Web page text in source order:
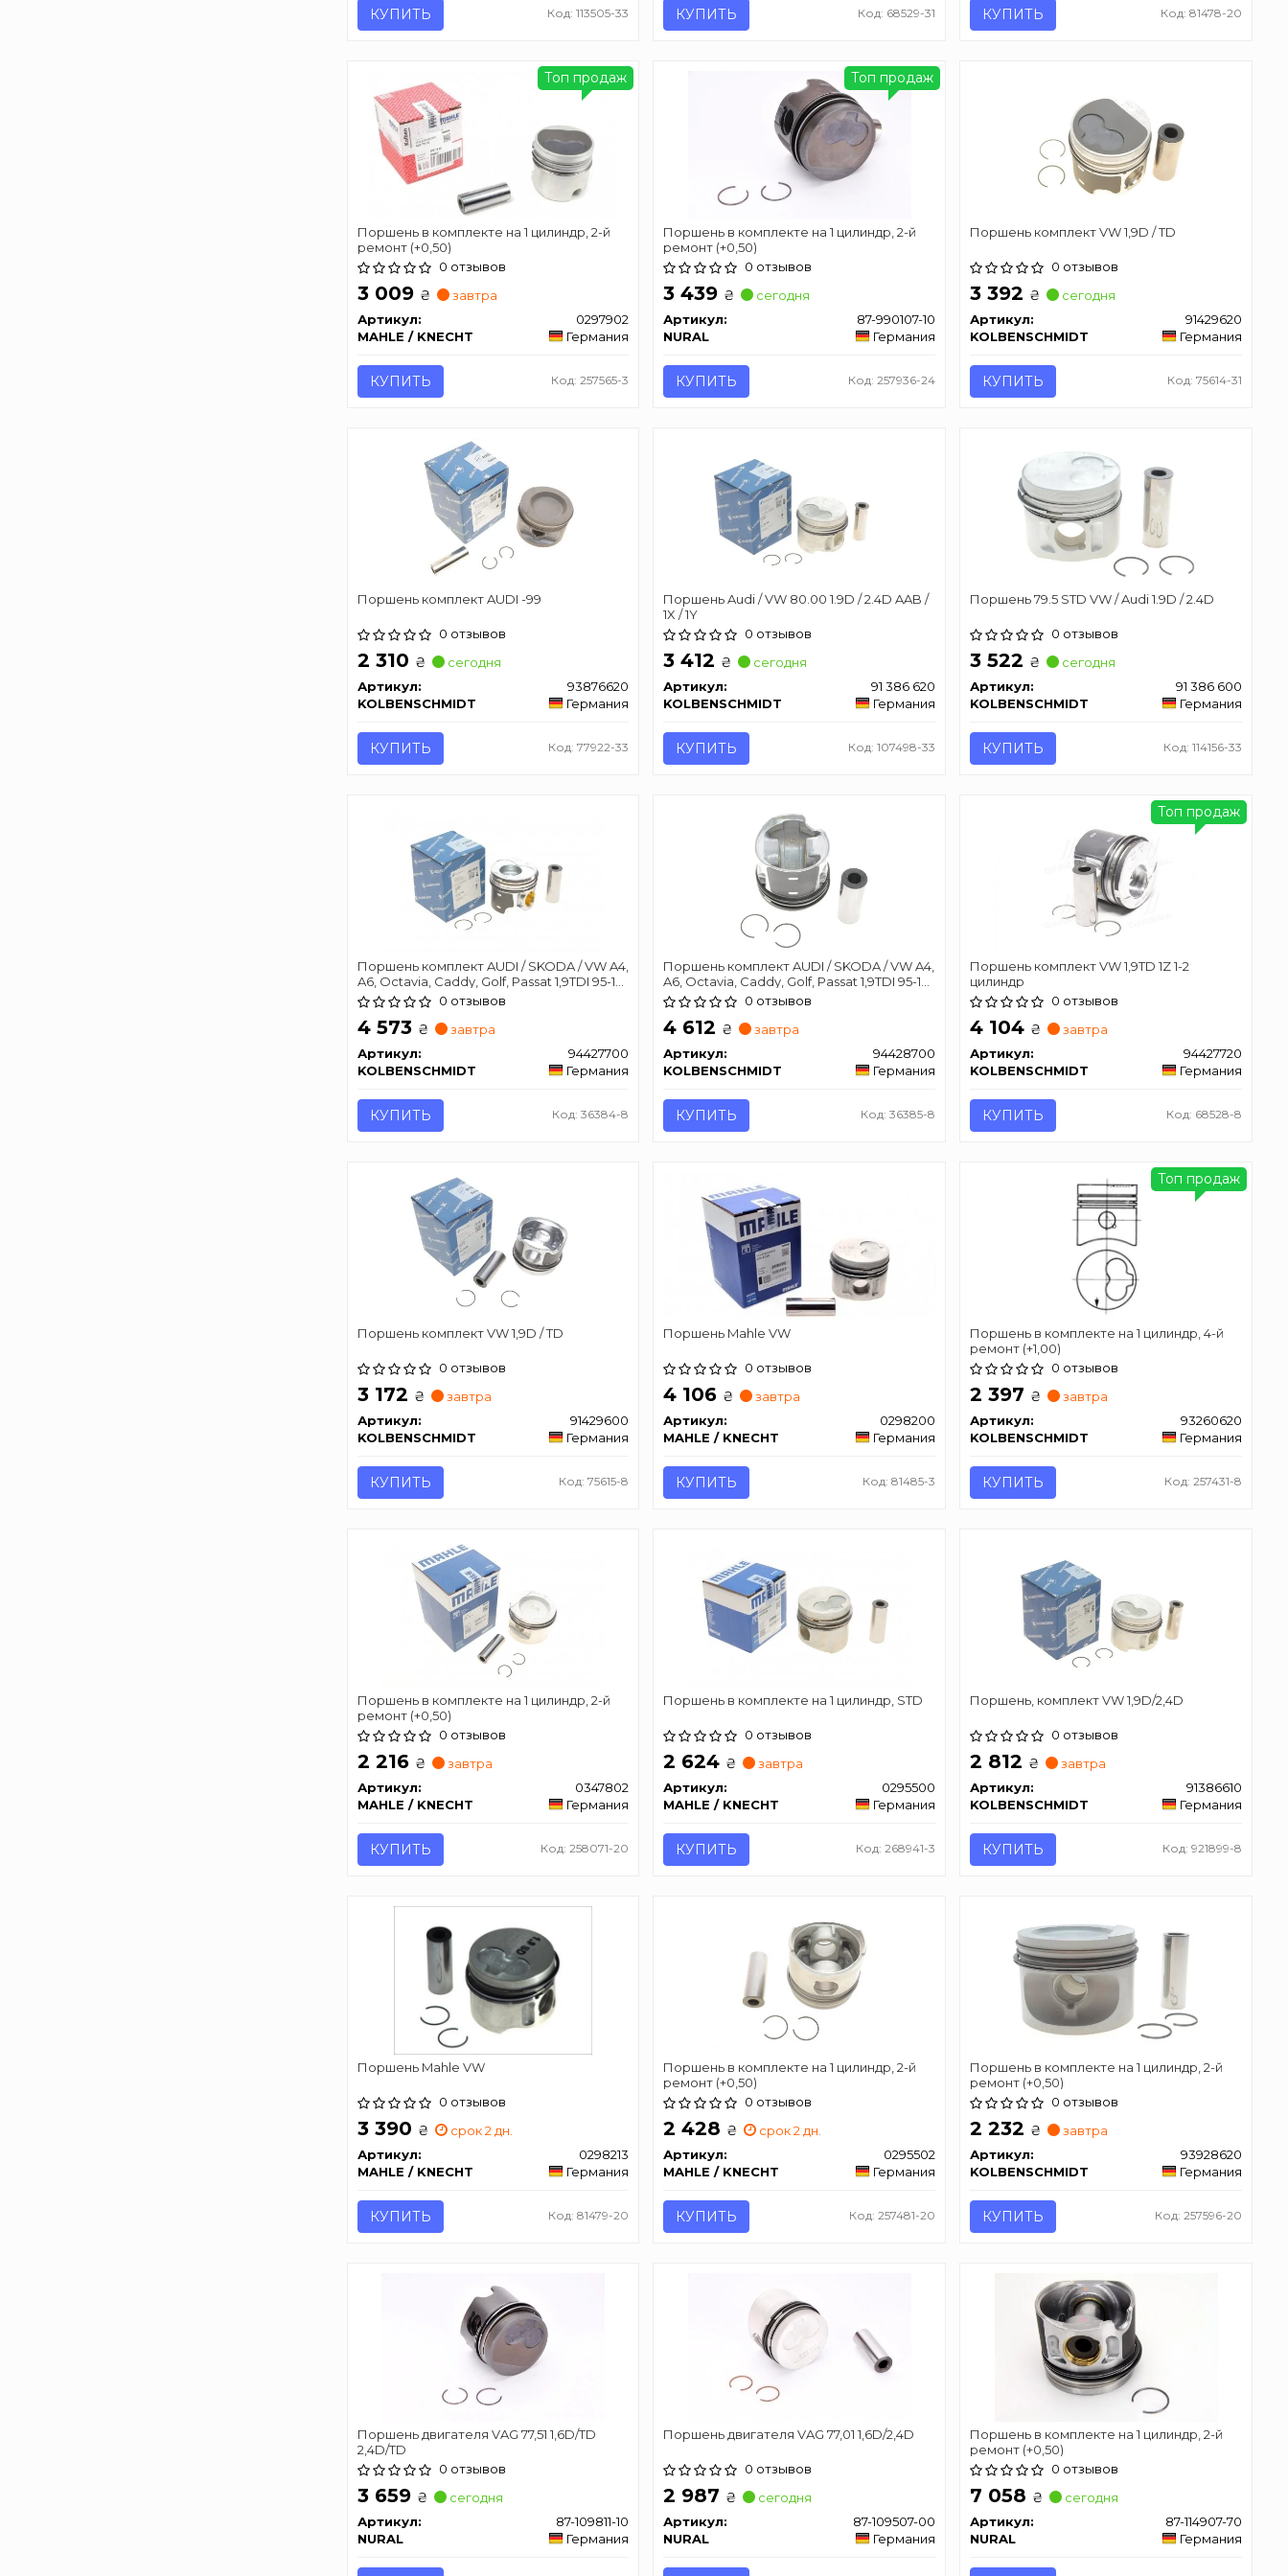
КУПИТЬ Код: 113505-33 КУПИТЬ Код: 68529-31 КУПИТЬ Код: 81478-20
Поршень в комплекте на 1 цилиндр, 2-й
ремонт (+0,50)
0 отзывов
3 009 ₴
завтра
Артикул:
0297902
MAHLE / KNECHT
Германия
КУПИТЬ Код: 257565-3
Топ продаж
Поршень в комплекте на 1 цилиндр, 2-й
ремонт (+0,50)
0 отзывов
3 439 ₴
сегодня
Артикул:
87-990107-10
NURAL
Германия
КУПИТЬ Код: 257936-24
Топ продаж
Поршень комплект VW 1,9D / TD
0 отзывов
3 392 ₴
сегодня
Артикул:
91429620
KOLBENSCHMIDT
Германия
КУПИТЬ Код: 75614-31
Поршень комплект AUDI -99
0 отзывов
2 310 ₴
сегодня
Артикул:
93876620
KOLBENSCHMIDT
Германия
КУПИТЬ Код: 77922-33
Поршень Audi / VW 80.00 1.9D / 2.4D AAB /
1X / 1Y
0 отзывов
3 412 ₴
сегодня
Артикул:
91 386 620
KOLBENSCHMIDT
Германия
КУПИТЬ Код: 107498-33
Поршень 79.5 STD VW / Audi 1.9D / 2.4D
0 отзывов
3 522 ₴
сегодня
Артикул:
91 386 600
KOLBENSCHMIDT
Германия
КУПИТЬ Код: 114156-33
Поршень комплект AUDI / SKODA / VW A4,
A6, Octavia, Caddy, Golf, Passat 1,9TDI 95-10
(1-2цил.)
0 отзывов
4 573 ₴
завтра
Артикул:
94427700
KOLBENSCHMIDT
Германия
КУПИТЬ Код: 36384-8
Поршень комплект AUDI / SKODA / VW A4,
A6, Octavia, Caddy, Golf, Passat 1,9TDI 95-10
(3-4цил.)
0 отзывов
4 612 ₴
завтра
Артикул:
94428700
KOLBENSCHMIDT
Германия
КУПИТЬ Код: 36385-8
Поршень комплект VW 1,9TD 1Z 1-2
цилиндр
0 отзывов
4 104 ₴
завтра
Артикул:
94427720
KOLBENSCHMIDT
Германия
КУПИТЬ Код: 68528-8
Топ продаж
Поршень комплект VW 1,9D / TD
0 отзывов
3 172 ₴
завтра
Артикул:
91429600
KOLBENSCHMIDT
Германия
КУПИТЬ Код: 75615-8
Поршень Mahle VW
0 отзывов
4 106 ₴
завтра
Артикул:
0298200
MAHLE / KNECHT
Германия
КУПИТЬ Код: 81485-3
Поршень в комплекте на 1 цилиндр, 4-й
ремонт (+1,00)
0 отзывов
2 397 ₴
завтра
Артикул:
93260620
KOLBENSCHMIDT
Германия
КУПИТЬ Код: 257431-8
Топ продаж
Поршень в комплекте на 1 цилиндр, 2-й
ремонт (+0,50)
0 отзывов
2 216 ₴
завтра
Артикул:
0347802
MAHLE / KNECHT
Германия
КУПИТЬ Код: 258071-20
Поршень в комплекте на 1 цилиндр, STD
0 отзывов
2 624 ₴
завтра
Артикул:
0295500
MAHLE / KNECHT
Германия
КУПИТЬ Код: 268941-3
Поршень, комплект VW 1,9D/2,4D
0 отзывов
2 812 ₴
завтра
Артикул:
91386610
KOLBENSCHMIDT
Германия
КУПИТЬ Код: 921899-8
Поршень Mahle VW
0 отзывов
3 390 ₴
срок 2 дн.
Артикул:
0298213
MAHLE / KNECHT
Германия
КУПИТЬ Код: 81479-20
Поршень в комплекте на 1 цилиндр, 2-й
ремонт (+0,50)
0 отзывов
2 428 ₴
срок 2 дн.
Артикул:
0295502
MAHLE / KNECHT
Германия
КУПИТЬ Код: 257481-20
Поршень в комплекте на 1 цилиндр, 2-й
ремонт (+0,50)
0 отзывов
2 232 ₴
завтра
Артикул:
93928620
KOLBENSCHMIDT
Германия
КУПИТЬ Код: 257596-20
Поршень двигателя VAG 77,51 1,6D/TD
2,4D/TD
0 отзывов
3 659 ₴
сегодня
Артикул:
87-109811-10
NURAL
Германия
Поршень двигателя VAG 77,01 1,6D/2,4D
0 отзывов
2 987 ₴
сегодня
Артикул:
87-109507-00
NURAL
Германия
Поршень в комплекте на 1 цилиндр, 2-й
ремонт (+0,50)
0 отзывов
7 058 ₴
сегодня
Артикул:
87-114907-70
NURAL
Германия